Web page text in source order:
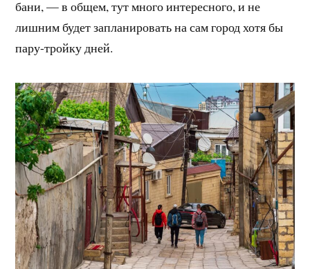
бани, — в общем, тут много интересного, и не
лишним будет запланировать на сам город хотя бы
пару-тройку дней.